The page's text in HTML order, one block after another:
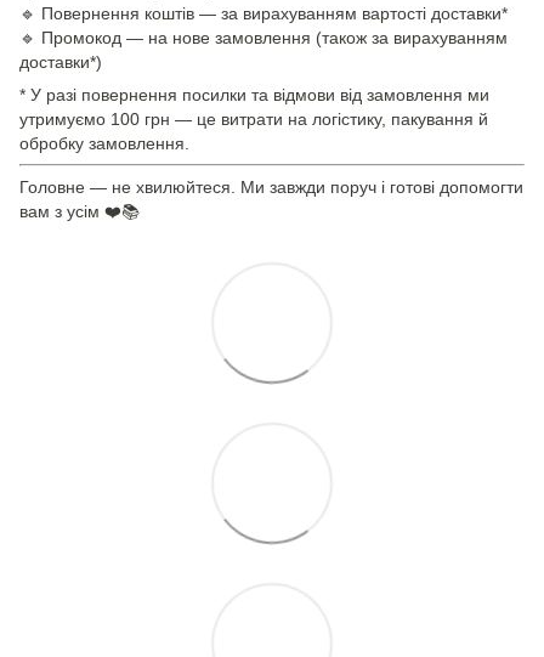
🔹 Повернення коштів — за вирахуванням вартості доставки*
🔹 Промокод — на нове замовлення (також за вирахуванням
доставки*)
* У разі повернення посилки та відмови від замовлення ми
утримуємо 100 грн — це витрати на логістику, пакування й
обробку замовлення.
Головне — не хвилюйтеся. Ми завжди поруч і готові допомогти
вам з усім ❤️📚